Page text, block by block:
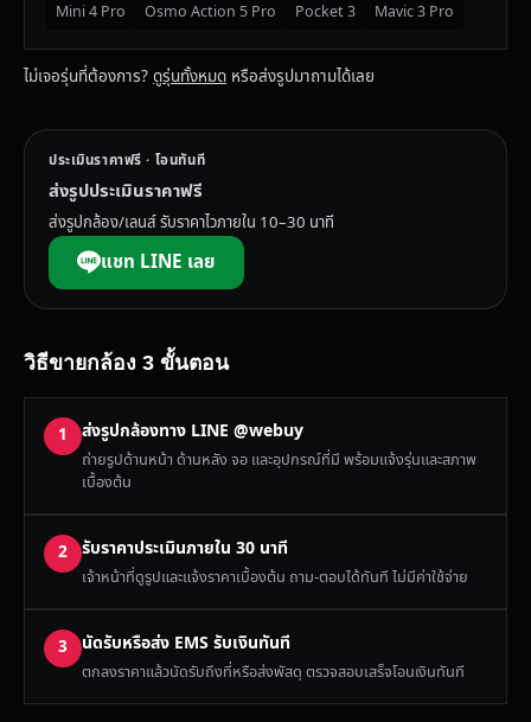
Mini 4 Pro Osmo Action 5 Pro Pocket 3 Mavic 3 Pro
ไม่เจอรุ่นที่ต้องการ? ดูรุ่นทั้งหมด หรือส่งรูปมาถามได้เลย
ประเมินราคาฟรี · โอนทันที
ส่งรูปประเมินราคาฟรี
ส่งรูปกล้อง/เลนส์ รับราคาไวภายใน 10–30 นาที
แชท LINE เลย
วิธีขายกล้อง 3 ขั้นตอน
1 ส่งรูปกล้องทาง LINE @webuy
ถ่ายรูปด้านหน้า ด้านหลัง จอ และอุปกรณ์ที่มี พร้อมแจ้งรุ่นและสภาพ
เบื้องต้น
2 รับราคาประเมินภายใน 30 นาที
เจ้าหน้าที่ดูรูปและแจ้งราคาเบื้องต้น ถาม-ตอบได้ทันที ไม่มีค่าใช้จ่าย
3 นัดรับหรือส่ง EMS รับเงินทันที
ตกลงราคาแล้วนัดรับถึงที่หรือส่งพัสดุ ตรวจสอบเสร็จโอนเงินทันที